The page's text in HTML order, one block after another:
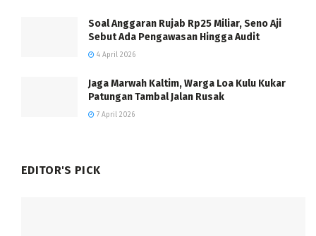
Soal Anggaran Rujab Rp25 Miliar, Seno Aji
Sebut Ada Pengawasan Hingga Audit
4 April 2026
Jaga Marwah Kaltim, Warga Loa Kulu Kukar
Patungan Tambal Jalan Rusak
7 April 2026
EDITOR'S PICK